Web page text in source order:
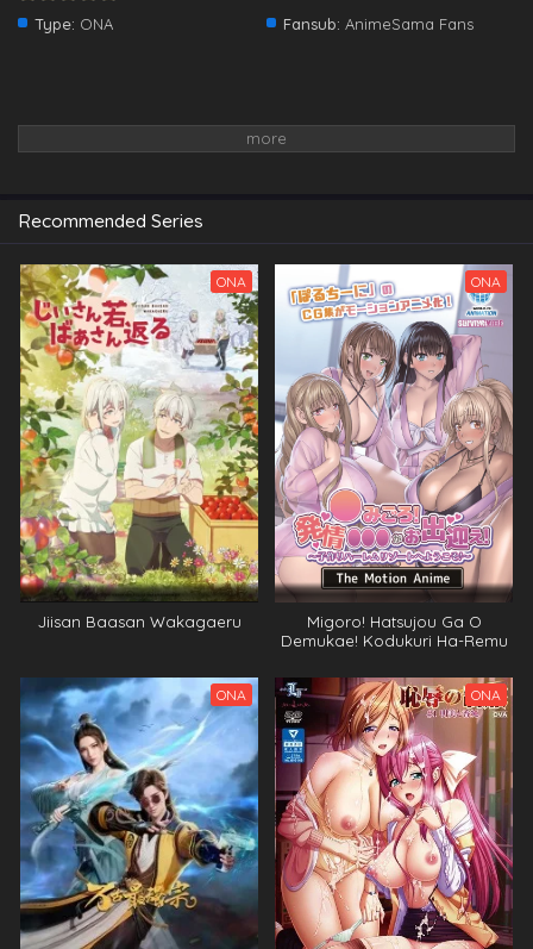
Type: ONA Fansub: AnimeSama Fans
Recommended Series
ONA
Jiisan Baasan Wakagaeru
ONA
Migoro! Hatsujou Ga O
Demukae! Kodukuri Ha-Remu
Motion Anime The Motion
Anime
ONA ONA